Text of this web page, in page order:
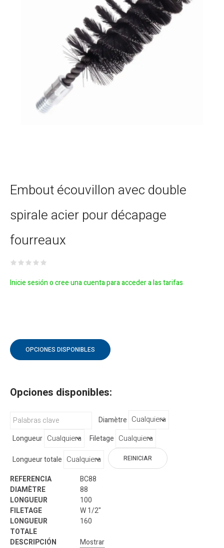
Embout écouvillon avec double
spirale acier pour décapage
fourreaux
Inicie sesión o cree una cuenta para acceder a las tarifas
OPCIONES DISPONIBLES
Opciones disponibles:
Diamètre
Longueur
Filetage
Longueur totale
REINICIAR
BC88
88
100
W 1/2"
160
Mostrar